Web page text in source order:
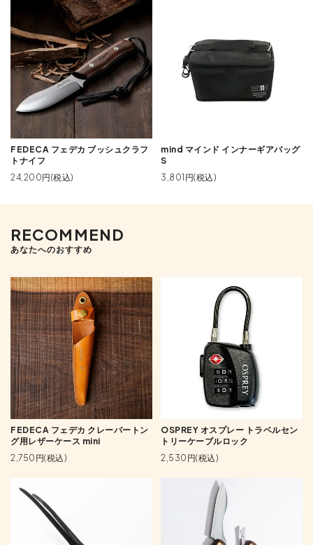
FEDECA フェデカ ブッシュクラフ
トナイフ
24,200円(税込)
mind マインド インナーギアバッグ
S
3,801円(税込)
RECOMMEND
あなたへのおすすめ
FEDECA フェデカ クレーバートン
グ用レザーケース mini
2,750円(税込)
OSPREY オスプレー トラベルセン
トリーケーブルロック
2,530円(税込)